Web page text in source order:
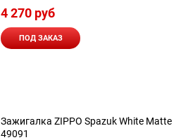
4 270 руб
ПОД ЗАКАЗ
Зажигалка ZIPPO Spazuk White Matte
49091